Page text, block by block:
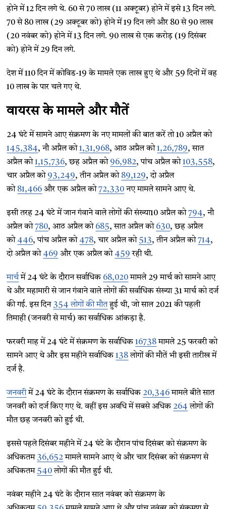
होने में 12 दिन लगे थे. 60 से 70 लाख (11 अक्टूबर) होने में इसे 13 दिन लगे.
70 से 80 लाख (29 अक्टूबर को) होने में 19 दिन लगे और 80 से 90 लाख
(20 नवंबर को) होने में 13 दिन लगे. 90 लाख से एक करोड़ (19 दिसंबर
को) होने में 29 दिन लगे.
देश में 110 दिन में कोविड-19 के मामले एक लाख हुए थे और 59 दिनों में वह
10 लाख के पार चले गए थे.
वायरस के मामले और मौतें
24 घंटे में सामने आए संक्रमण के नए मामलों की बात करें तो 10 अप्रैल को
145,384, नौ अप्रैल को1,31,968, आठ अप्रैल को1,26,789, सात
अप्रैल को1,15,736, छह अप्रैल को 96,982, पांच अप्रैल को103,558,
चार अप्रैल को 93,249, तीन अप्रैल को 89,129, दो अप्रैल
को 81,466 और एक अप्रैल को72,330 नए मामले सामने आए थे.
इसी तरह 24 घंटे में जान गंवाने वाले लोगों की संख्या10 अप्रैल को794, नौ
अप्रैल को780, आठ अप्रैल को 685, सात अप्रैल को 630, छह अप्रैल
को 446, पांच अप्रैल को 478, चार अप्रैल को 513, तीन अप्रैल को714,
दो अप्रैल को 469 और एक अप्रैल को 459 रही थी.
मार्चमें 24 घंटे के दौरान सर्वाधिक 68,020मामले 29 मार्च को सामने आए
थे और महामारी से जान गंवाने वाले लोगों की सर्वाधिक संख्या 31 मार्च को दर्ज
की गई. इस दिन 354 लोगों की मौतहुई थी, जो साल 2021 की पहली
तिमाही (जनवरी से मार्च) का सर्वाधिक आंकड़ा है.
फरवरी माह में 24 घंटे में संक्रमण के सर्वाधिक16738मामले 25 फरवरी को
सामने आए थे और इस महीने सर्वाधिक138लोगों की मौतें भी इसी तारीख में
दर्ज है.
जनवरीमें 24 घंटे के दौरान संक्रमण के सर्वाधिक 20,346मामले बीते सात
जनवरी को दर्ज किए गए थे. वहीं इस अवधि में सबसे अधिक 264 लोगों की
मौत छह जनवरी को हुई थी.
इससे पहले दिसंबर महीने में 24 घंटे के दौरान पांच दिसंबर को संक्रमण के
अधिकतम 36,652मामले सामने आए थे और चार दिसंबर को संक्रमण से
अधिकतम 540लोगों की मौत हुई थी.
नवंबर महीने 24 घंटे के दौरान सात नवंबर को संक्रमण के